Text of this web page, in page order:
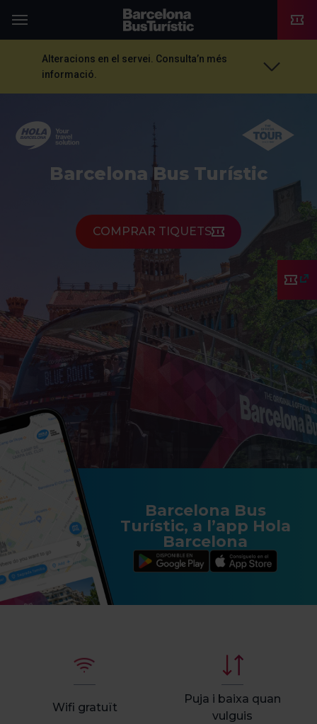
TMB-OCI
Alteracions en el servei. Consulta’n més
informació.
Barcelona Bus Turístic
COMPRAR TIQUETS
Barcelona Bus
Turístic, a l’app Hola
Barcelona
Wifi gratuït
Puja i baixa quan
vulguis